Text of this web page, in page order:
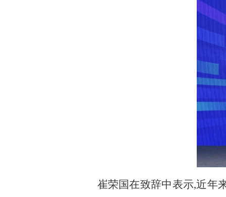
崔荣国在致辞中表示,近年